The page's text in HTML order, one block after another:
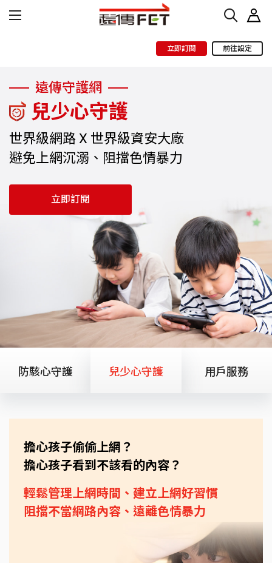
立即訂閱 前往設定
遠傳守護網
兒少心守護
世界級網路 X 世界級資安大廠
避免上網沉溺、阻擋色情暴力
立即訂閱
防駭心守護 兒少心守護 用戶服務
擔心孩子偷偷上網？
擔心孩子看到不該看的內容？
輕鬆管理上網時間、建立上網好習慣
阻擋不當網路內容、遠離色情暴力